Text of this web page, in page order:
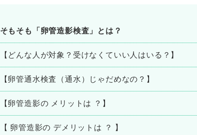
そもそも「卵管造影検査」とは？
【どんな人が対象？受けなくていい人はいる？】
【卵管通水検査（通水）じゃだめなの？】
【卵管造影の メリットは ？】
【 卵管造影の デメリットは ？ 】